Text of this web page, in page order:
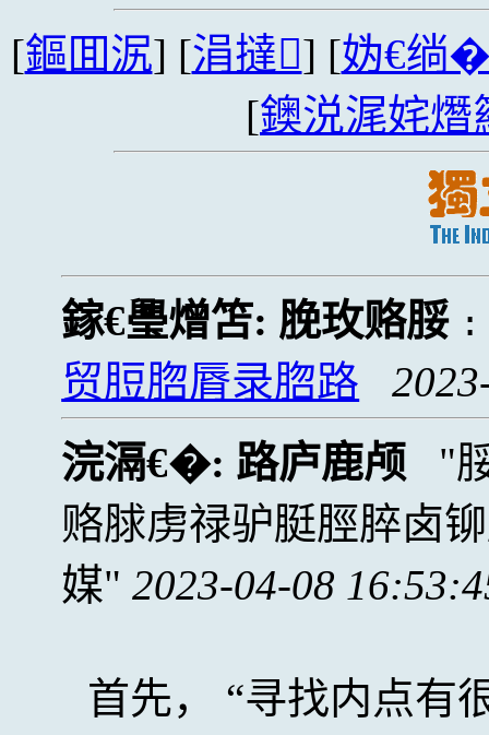
[鏂囬泦] [涓撻] [妫€绱
[鐭涚浘姹熸
鎵€璺熷笘: 脕玫赂脮
贸脰脗脣录脗路
浣滆€�: 路庐鹿颅
赂脙虏禄驴脡脛脺卤
媒
2023-04-08
首先， “寻找内点有